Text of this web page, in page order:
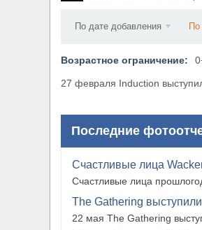
По дате добавления
Возрастное ограничение:
27 февраля Induction
Последние
Счастливые лица
Счастливые лица
The Gathering
22 мая The Gathering